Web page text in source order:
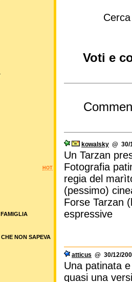
Voti e
kowalsky @ 30/
Un Tarzan
Fotografia
regia del
(pessimo)
Forse Tarzan
espressive
atticus @ 30/12/
Una patinata
quasi una
HOT
NON SAPEVA